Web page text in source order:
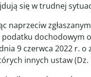
się w trudnej
naprzeciw
dochodowym
9 czerwca 2022 r.
innych ustaw (Dz.